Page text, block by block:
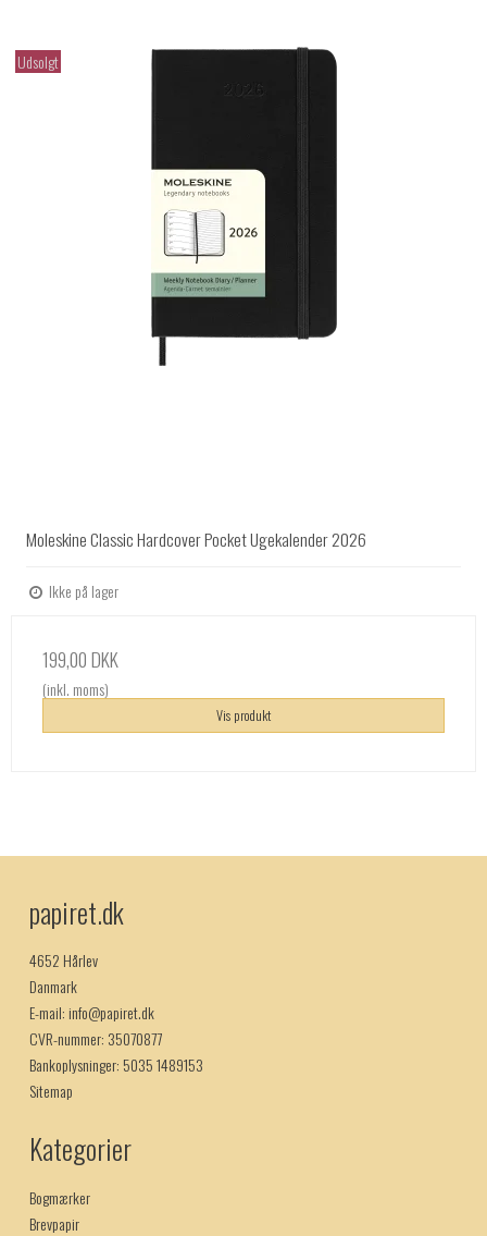
Udsolgt
Moleskine Classic Hardcover Pocket Ugekalender 2026
Ikke på lager
199,00 DKK
(inkl. moms)
Vis produkt
papiret.dk
4652 Hårlev
Danmark
E-mail: info@papiret.dk
CVR-nummer: 35070877
Bankoplysninger: 5035 1489153
Sitemap
Kategorier
Bogmærker
Brevpapir